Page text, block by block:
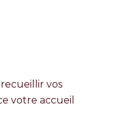
vos
votre accueil